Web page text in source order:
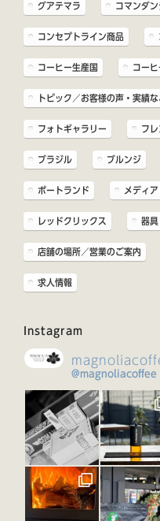
グアテマラ コマンダン
コンセプトライン商品
コーヒー生産国 コー
トピック／お客様の声・実績な
フォトギャラリー フ
ブラジル ブルンジ
ポートランド メディア
レッドクリックス 器具
店舗の場所／営業のご案内
求人情報
Instagram
@magnoliacoffee